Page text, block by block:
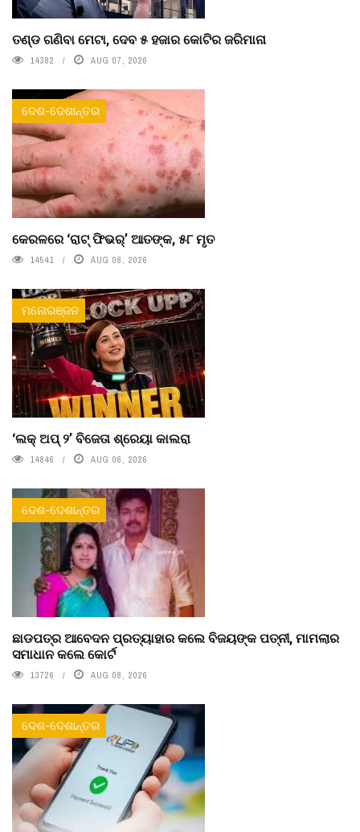
ତଣ୍ଡ ଗଣିବା ମେଟା, ଦେବ ୫ ହଜାର କୋଟିର ଜରିମାନା
14382 AUG 07, 2026
ଦେଶ-ଦେଶାନ୍ତର
କେରଳରେ ‘ରାଟ୍ ଫିଭର୍’ ଆତଙ୍କ, ୫୮ ମୃତ
14541 AUG 08, 2026
ମନୋରଞ୍ଜନ
‘ଲକ୍ ଅପ୍ ୨’ ବିଜେତା ଶ୍ରେୟା କାଲରା
14846 AUG 06, 2026
ଦେଶ-ଦେଶାନ୍ତର
ଛାଡପତ୍ର ଆବେଦନ ପ୍ରତ୍ୟାହାର କଲେ ବିଜୟଙ୍କ ପତ୍ନୀ, ମାମଲାର
ସମାଧାନ କଲେ କୋର୍ଟ
13726 AUG 08, 2026
ଦେଶ-ଦେଶାନ୍ତର